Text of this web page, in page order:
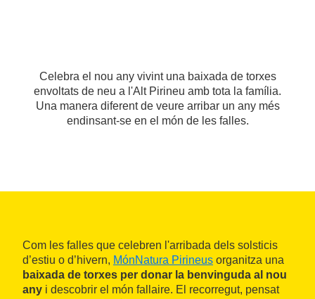
Celebra el nou any vivint una baixada de torxes
envoltats de neu a l'Alt Pirineu amb tota la família.
Una manera diferent de veure arribar un any més
endinsant-se en el món de les falles.
Com les falles que celebren l'arribada dels solsticis
d’estiu o d’hivern, MónNatura Pirineus organitza una
baixada de torxes per donar la benvinguda al nou
any i descobrir el món fallaire. El recorregut, pensat